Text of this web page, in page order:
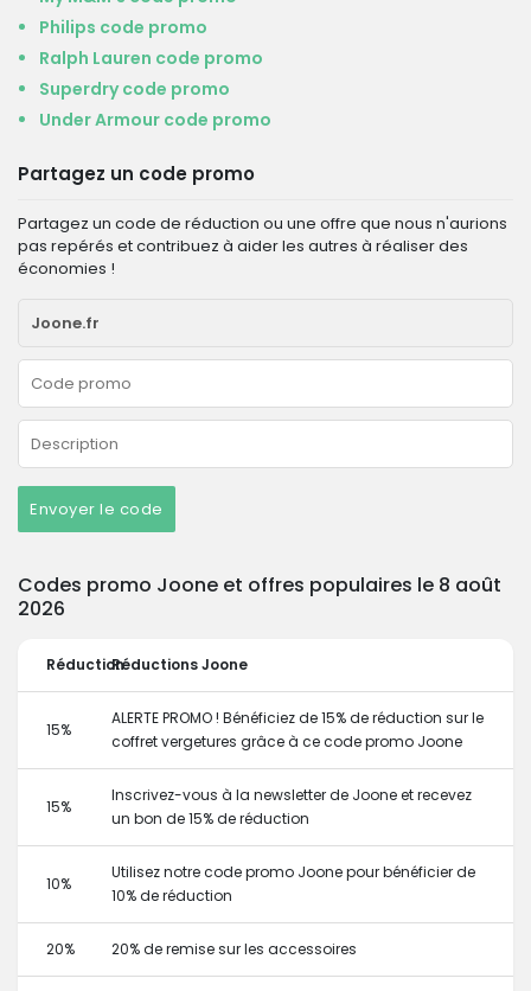
Philips code promo
Ralph Lauren code promo
Superdry code promo
Under Armour code promo
Partagez un code promo
Partagez un code de réduction ou une offre que nous n'aurions
pas repérés et contribuez à aider les autres à réaliser des
économies !
Envoyer le code
Codes promo Joone et offres populaires le 8 août
2026
RéductionRéductions Joone
15%
ALERTE PROMO ! Bénéficiez de 15% de réduction sur le
coffret vergetures grâce à ce code promo Joone
15%
Inscrivez-vous à la newsletter de Joone et recevez
un bon de 15% de réduction
10%
Utilisez notre code promo Joone pour bénéficier de
10% de réduction
20% 20% de remise sur les accessoires